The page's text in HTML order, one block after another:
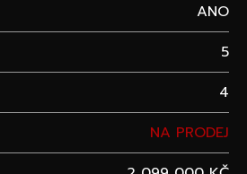
ANO
5
4
NA PRODEJ